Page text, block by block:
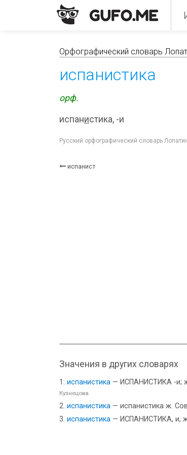
Орфографический словарь
испанистика
орф.
испанистика, -и
Русский орфографический словарь
испанист
Значения в других словарях
испанистика — ИСПАНИСТИКА -и;
Кузнецова
испанистика — испанистика ж.
испанистика — ИСПАНИСТИКА, и, ж.